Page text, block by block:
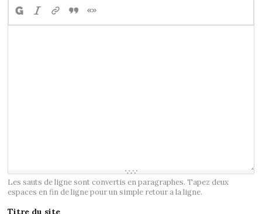
Les sauts de ligne sont convertis en paragraphes. Tapez deux
espaces en fin de ligne pour un simple retour a la ligne.
Titre du site